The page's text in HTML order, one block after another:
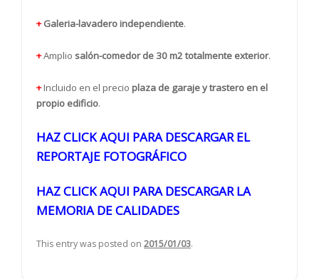
+Galeria-lavadero independiente.
+Amplio salón-comedor de 30 m2 totalmente exterior.
+Incluido en el precio plaza de garaje y trastero en el
propio edificio.
HAZ CLICK AQUI PARA DESCARGAR EL
REPORTAJE FOTOGRÁFICO
HAZ CLICK AQUI PARA DESCARGAR LA
MEMORIA DE CALIDADES
This entry was posted on 2015/01/03.